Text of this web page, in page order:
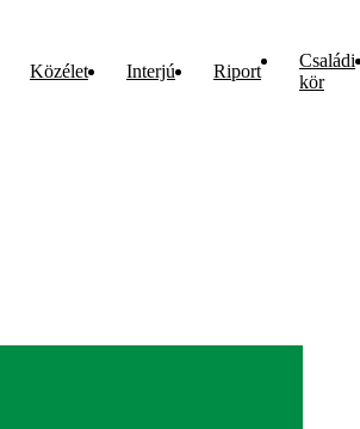
Közélet Interjú Riport
Családi
kör